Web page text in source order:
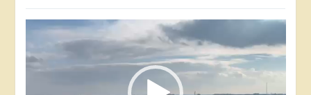
Відеопрогравач